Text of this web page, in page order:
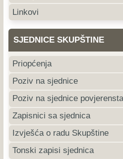
Linkovi
SJEDNICE SKUPŠTINE
Priopćenja
Poziv na sjednice
Poziv na sjednice
Zapisnici sa sjednica
Izvješća o radu Skupštine
Tonski zapisi sjednica